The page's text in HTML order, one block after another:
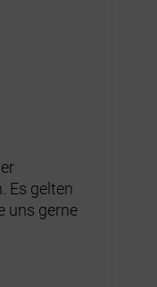
Es gelten
uns gerne